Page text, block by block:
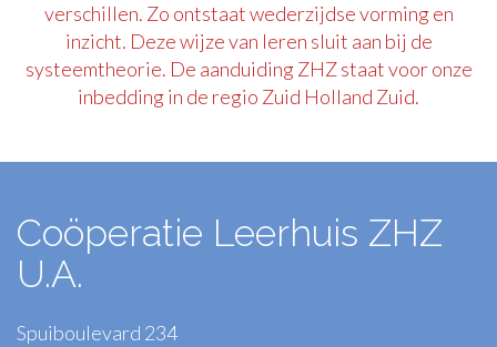
verschillen. Zo ontstaat wederzijdse vorming en
inzicht. Deze wijze van leren sluit aan bij de
systeemtheorie. De aanduiding ZHZ staat voor onze
inbedding in de regio Zuid Holland Zuid.
Coöperatie Leerhuis ZHZ
U.A.
Spuiboulevard 234